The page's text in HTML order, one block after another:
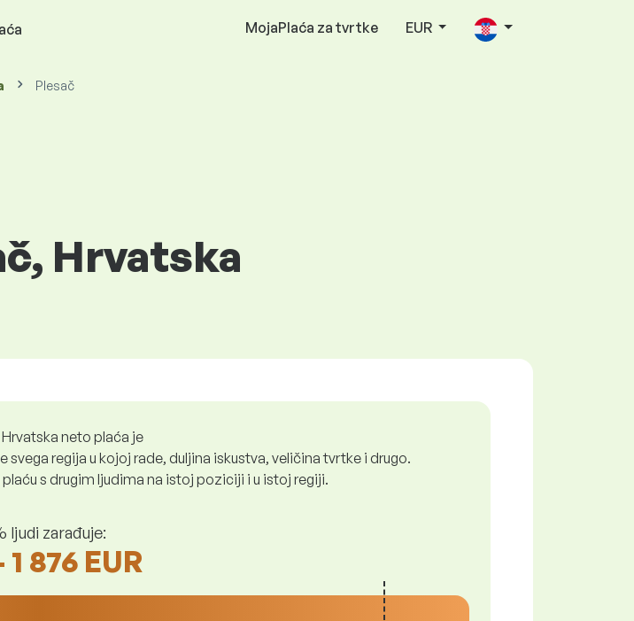
MojaPlaća za tvrtke EUR
Plesač
Hrvatska
neto plaća je
regija u kojoj rade, duljina iskustva, veličina tvrtke i drugo.
s drugim ljudima na istoj poziciji i u istoj regiji.
ljudi zarađuje:
876 EUR